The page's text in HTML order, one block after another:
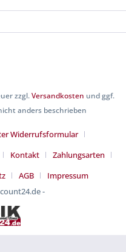
zzgl.Versandkosten und ggf.
anders beschrieben
Widerrufsformular
Kontakt
Zahlungsarten
AGB
Impressum
-